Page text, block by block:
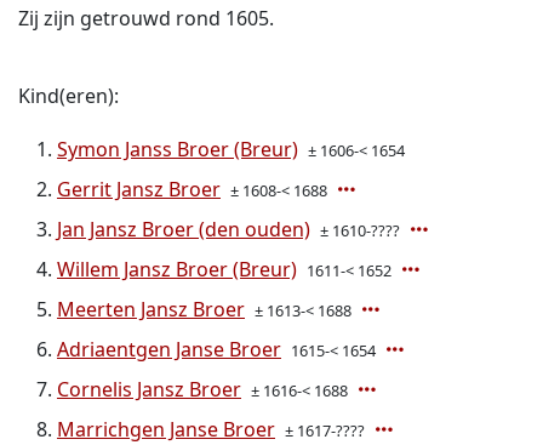
Zij zijn getrouwd rond 1605.
Kind(eren):
Symon Janss Broer (Breur) ± 1606-< 1654
Gerrit Jansz Broer ± 1608-< 1688
Jan Jansz Broer (den ouden) ± 1610-????
Willem Jansz Broer (Breur) 1611-< 1652
Meerten Jansz Broer ± 1613-< 1688
Adriaentgen Janse Broer 1615-< 1654
Cornelis Jansz Broer ± 1616-< 1688
Marrichgen Janse Broer ± 1617-????